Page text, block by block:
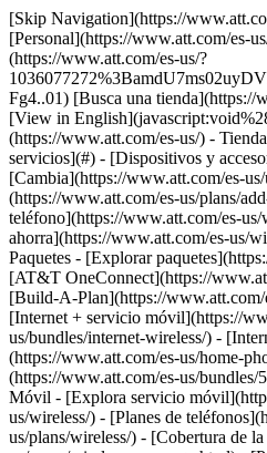
[Skip Navigation](https://www.att.com#mega-z2_jump_link) [Personal](https://www.att.com/es-us/) [Empresas](https://www.att.com/es-us/?1036077272%3BamdU7ms02uyDVD7hILrWak6c7DshIidU2t-Fg4..01) [Busca una tienda](https://www.att.com/es-us/stores/) [View in English](javascript:void%280%29) [](https://www.att.com/es-us/) - Tienda ## Tienda - [Planes y servicios](#) - [Dispositivos y accesorios](#) Acciones rápidas [Cambia](https://www.att.com/es-us/upgrade/) [Añade una línea](https://www.att.com/es-us/plans/add-a-line/) [Trae tu propio teléfono](https://www.att.com/es-us/wireless/byod/) [Cambia y ahorra](https://www.att.com/es-us/wireless/switch-and-save/) ### Paquetes - [Explorar paquetes](https://www.att.com/es-us/bundles/) - [AT&T OneConnect](https://www.att.com/es-us/oneconnect/) - [Build-A-Plan](https://www.att.com/es-us/plans/build-a-plan) - [Internet + servicio móvil](https://www.att.com/es-us/bundles/internet-wireless/) - [Internet + teléfono residencial](https://www.att.com/es-us/home-phone/) - [Clientes 55+](https://www.att.com/es-us/bundles/55-plus-internet-wireless/) ### Móvil - [Explora servicio móvil](https://www.att.com/es-us/wireless/) - [Planes de teléfonos](https://www.att.com/es-us/plans/wireless/) - [Cobertura de la red](https://www.att.com/es-us/maps/wireless-coverage.html) - [Prepago](https://www.att.com/es-us/prepaid/) - [Adicionales internacionales](https://www.att.com/es-us/international/) - [Auto conectado](https://www.att.com/es-us/plans/connected-car/) ### Internet residencial - [Explora internet residencial](https://www.att.com/es-us/internet/) - [Ve la disponibilidad](https://www.att.com/es-us/buy/internet/plans/) - [AT&T Fiber](https://www.att.com/es-us/internet/fiber/) - [AT&T Internet Air](https://www.att.com/es-us/internet/internet-air/) - [Teléfono residencial](https://www.att.com/es-us/home-phone/services/) [__Ahorra a lo grande en todo__ __regreso a clases__ \ Ver ofertas](https://www.att.com/es-us/deals/back-to-school/) Últimas novedades [Samsung Galaxy Z Fold8](https://www.att.com/es-us/buy/phones/samsung-galaxy-z-fold8.html) [iPhone 17 Pro](https://www.att.com/es-us/buy/phones/apple-iphone-17-pro.html) [AirPods Pro 3](https://www.att.com/es-us/buy/accessories/Headphones/apple-airpods-pro-3.html) [Google Pixel 10 Pro](https://www.att.com/es-us/buy/phones/google-pixel-10-pro.html) ### Dispositivos - [Teléfonos](https://www.att.com/es-us/buy/phones/) - [Teléfonos prepagados](https://www.att.com/es-us/buy/prepaid-phones/) - [Tablets](https://www.att.com/es-us/buy/tablets/) - [Relojes inteligentes](https://www.att.com/es-us/buy/wearables/) - [Usado certificado de AT&T](https://www.att.com/es-us/buy/phones/browse/att-certified-preowned) ### Accesorios - [Ver todos los accesorios](https://www.att.com/es-us/accessories/) - [Estuches](https://www.att.com/es-us/buy/accessories/browse/cases/) - [Cargadores](https://www.att.com/es-us/buy/accessories/browse/chargers/) - [Protector para pantalla](https://www.att.com/es-us/buy/accessories/browse/screen-protectors/) - [Audífonos](https://www.att.com/es-us/buy/accessories/browse/headphones/) ### Brands - [Apple](https://www.att.com/es-us/buy/phones/browse/apple/) - [Samsung](https://www.att.com/es-us/buy/phones/browse/samsung/) - [Motorola](https://www.att.com/es-us/buy/phones/browse/motorola/) - [Google](https://www.att.com/es-us/buy/phones/browse/google/) - [Meta](https://www.att.com/es-us/buy/accessories/browse/all/meta/) [__Obtén el nuevo Samsung Galaxy Z Fold8 por $0 con intercambio elegible__ \ Reserva](https://www.att.com/es-us/buy/phones/samsung-galaxy-z-fold8.html) - Ofertas ## Ofertas - [Nuevos y destacados](#) - [Descuentos para clientes](#) Destacados [Ve todas las ofertas](https://www.att.com/es-us/deals/) [Ofertas de servicio móvil](https://www.att.com/es-us/deals/cell-phone-deals/) [Ofertas de internet](https://www.att.com/es-us/deals/internet/) [Ofertas de intercambio](https://www.att.com/es-us/buy/phones/browse/tradeinoffer/) [Sin ofertas de intercambio](https://www.att.com/es-us/buy/phones/browse/nontradeinoffer/) ### Ofertas de tendencia - [Samsung Galaxy](https://www.att.com/es-us/buy/phones/browse/samsung_hasdeals_value_nontradeinoffer_tradeinoffer/) - [Apple iPhone](https://www.att.com/es-us/buy/phones/browse/apple_hasdeals_value_nontradeinoffer_tradeinoffer/) - [Menos de $50](https://www.att.com/es-us/buy/accessories/browse/all/price-range-25-50_price-range-5-25_5-and-under/) - [Ofertas de regreso a clases](https://www.att.com/es-us/deals/back-to-school/) ### Ofertas de dispositivos y accesorios - [Teléfonos](https://www.att.com/es-us/buy/phones/browse/hasdeals_value_nontradeinoffer_tradeinoffer/) - [Teléfonos prepagados](https://www.att.com/es-us/buy/prepaid-phones/browse/hasdeals/) - [Tablets](https://www.att.com/es-us/buy/tablets/browse/hasdeals_nontradeinoffer/) - [Relojes inteligentes](https://www.att.com/es-us/buy/wearables/browse/hasdeals_nontradeinoffer/) - [Ofertas de accesorios](https://www.att.com/es-us/buy/accessories/browse/all/deals/) ### Suscripciones - [AT&T OneConnect](https://www.att.com/es-us/oneconnect/) [__Cámbiate a AT&T y averigua cómo obtener hasta $800 por línea para terminar tu contrato__ \ Compra ahora](https://www.att.com/es-us/buy/phones/) ### Descuentos por ocupación - [Empleados de empresas](https://www.att.com/es-us/verification/signaturehub/#employment) - [Militares y veteranos](https://www.att.com/es-us/offers/discount-program/military-discount/) - [Maestros](https://www.att.com/es-us/offers/discount-program/teacher/) - [Enfermeros y médicos](https://www.att.com/es-us/verification/signaturehub/#medical) - [Personal de